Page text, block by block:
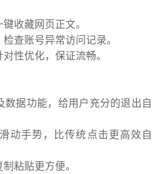
收藏网页正文。
查账号异常访问记录。
性优化，保证流畅。
数据功能，给用户充分的退出自
动手势，比传统点击更高效自
粘贴更方便。